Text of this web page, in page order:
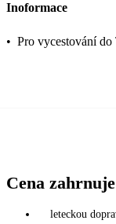
Inoformace
• Pro vycestování do
Cena zahrnuje
leteckou